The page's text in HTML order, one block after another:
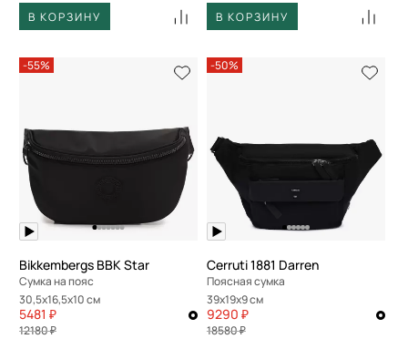
В КОРЗИНУ
В КОРЗИНУ
-55%
Bikkembergs BBK Star
Сумка на пояс
30,5x16,5x10 см
5481 ₽
12180 ₽
-50%
Cerruti 1881 Darren
Поясная сумка
39x19x9 см
9290 ₽
18580 ₽